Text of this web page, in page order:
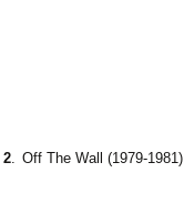
2. Off The Wall (1979-1981)